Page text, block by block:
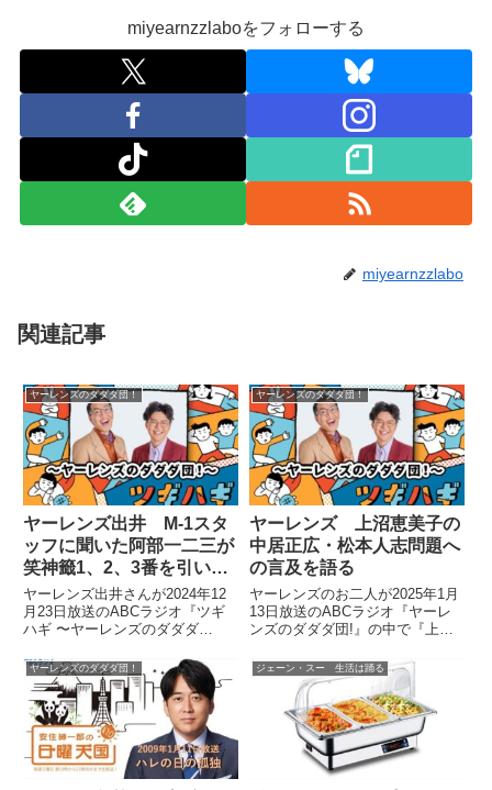
miyearnzzlaboをフォローする
miyearnzzlabo
関連記事
ヤーレンズのダダダ団！
ヤーレンズ出井 M-1スタ
ッフに聞いた阿部一二三が
笑神籤1、2、3番を引いた
意味を語る
ヤーレンズ出井さんが2024年12
月23日放送のABCラジオ『ツギ
ハギ 〜ヤーレンズのダダダ
2024を振り返り。笑神籤で1、
2、3番を引く人として阿部一二
三さんをキャスティングした意図
について、M-1制作スタッフから
聞いたことを話していました。
ヤーレンズのダダダ団！
ヤーレンズ 上沼恵美子の
中居正広・松本人志問題へ
の言及を語る
ヤーレンズのお二人が2025年1月
13日放送のABCラジオ『ヤーレ
ンズのダダダ団!』の中で『上
た際の模様を振り返り。上沼恵美
子さんが中居正広・松本人志問題
について熱く語っていたことを話
していました。
ヤーレンズのダダダ団！ ジェーン・スー 生活は踊る